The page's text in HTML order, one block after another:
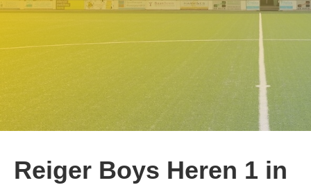
Reiger Boys Heren 1 in